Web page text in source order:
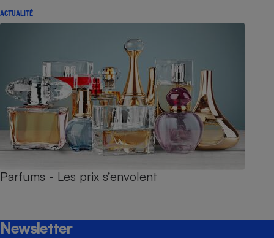
ACTUALITÉ
Parfums - Les prix s’envolent
Newsletter